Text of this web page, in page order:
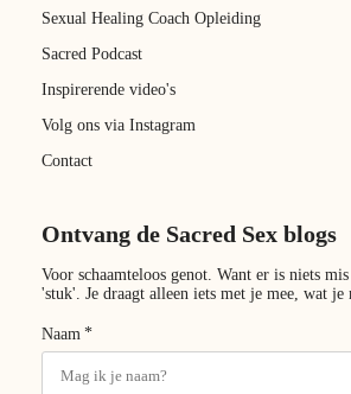
Sexual Healing Coach Opleiding
Sacred Podcast
Inspirerende video's
Volg ons via Instagram
Contact
Ontvang de Sacred Sex blogs
Voor schaamteloos genot. Want er is niets
'stuk'. Je draagt alleen iets met je mee, wat
Naam *